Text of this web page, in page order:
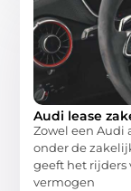
Audi lease
Zowel een Audi
onder de
geeft het rijders
vermogen